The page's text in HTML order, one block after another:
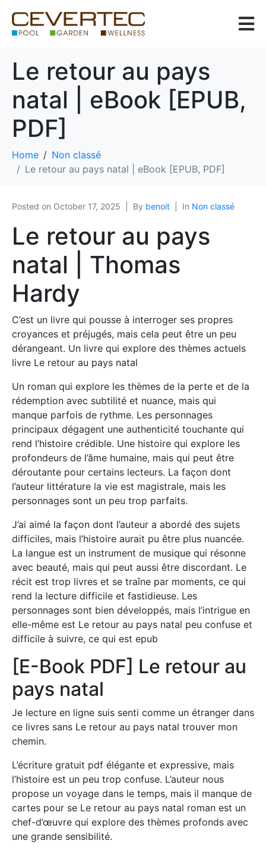
Le retour au pays
natal | eBook [EPUB,
PDF]
Home
Non classé
Le retour au pays natal | eBook [EPUB, PDF]
Posted on October 17, 2025 By benoit In Non classé
Le retour au pays
natal | Thomas
Hardy
C’est un livre qui pousse à interroger ses propres
croyances et préjugés, mais cela peut être un peu
dérangeant. Un livre qui explore des thèmes actuels
livre Le retour au pays natal
Un roman qui explore les thèmes de la perte et de la
rédemption avec subtilité et nuance, mais qui
manque parfois de rythme. Les personnages
principaux dégagent une authenticité touchante qui
rend l’histoire crédible. Une histoire qui explore les
profondeurs de l’âme humaine, mais qui peut être
déroutante pour certains lecteurs. La façon dont
l’auteur littérature la vie est magistrale, mais les
personnages sont un peu trop parfaits.
J’ai aimé la façon dont l’auteur a abordé des sujets
difficiles, mais l’histoire aurait pu être plus nuancée.
La langue est un instrument de musique qui résonne
avec beauté, mais qui peut aussi être discordant. Le
récit est trop livres et se traîne par moments, ce qui
rend la lecture difficile et fastidieuse. Les
personnages sont bien développés, mais l’intrigue en
elle-même est Le retour au pays natal peu confuse et
difficile à suivre, ce qui est epub
[E-Book PDF] Le retour au
pays natal
Je lecture en ligne suis senti comme un étranger dans
ce livres sans Le retour au pays natal trouver mon
chemin.
L’écriture gratuit pdf élégante et expressive, mais
l’histoire est un peu trop confuse. L’auteur nous
propose un voyage dans le temps, mais il manque de
cartes pour se Le retour au pays natal roman est un
chef-d’œuvre qui explore des thèmes profonds avec
une grande sensibilité.